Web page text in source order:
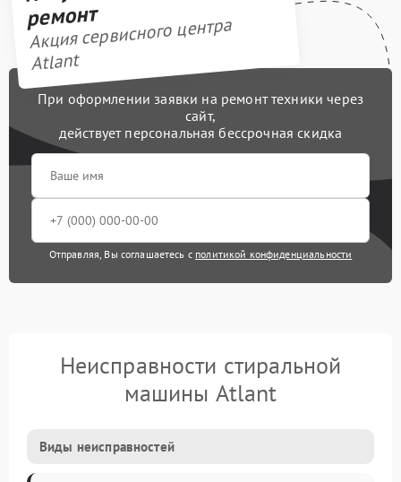
ремонт
Акция сервисного центра
Atlant
При оформлении заявки на ремонт техники через
сайт,
действует персональная бессрочная скидка
Отправляя, Вы соглашаетесь с политикой конфиденциальности
Неисправности стиральной
машины Atlant
Виды неисправностей